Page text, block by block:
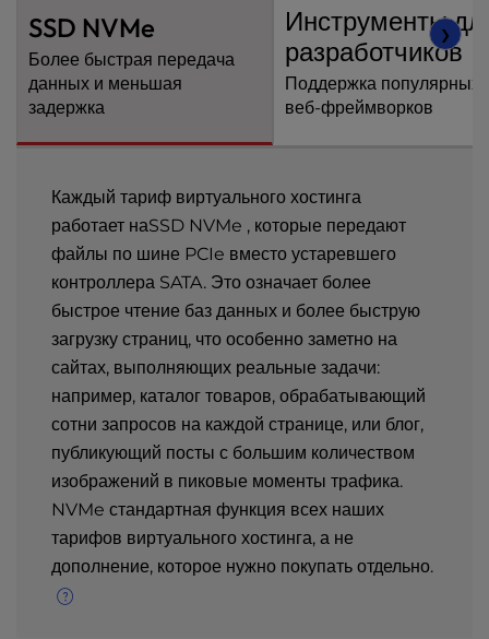
SSD NVMe
Более быстрая передача
данных и меньшая
задержка
Инструменты
разработчиков
Поддержка популярных
веб-фреймворков
❯
Каждый тариф виртуального хостинга
работает наSSD NVMe , которые передают
файлы по шине PCIe вместо устаревшего
контроллера SATA. Это означает более
быстрое чтение баз данных и более быструю
загрузку страниц, что особенно заметно на
сайтах, выполняющих реальные задачи:
например, каталог товаров, обрабатывающий
сотни запросов на каждой странице, или блог,
публикующий посты с большим количеством
изображений в пиковые моменты трафика.
NVMe стандартная функция всех наших
тарифов виртуального хостинга, а не
дополнение, которое нужно покупать отдельно.